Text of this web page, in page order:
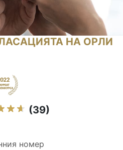
НА ОРЛИ
(39)
номер